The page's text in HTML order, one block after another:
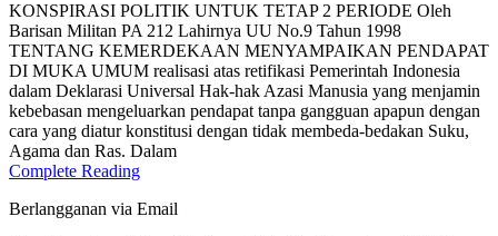
KONSPIRASI POLITIK UNTUK TETAP 2 PERIODE Oleh
Barisan Militan PA 212 Lahirnya UU No.9 Tahun 1998
TENTANG KEMERDEKAAN MENYAMPAIKAN PENDAPAT
DI MUKA UMUM realisasi atas retifikasi Pemerintah Indonesia
dalam Deklarasi Universal Hak-hak Azasi Manusia yang menjamin
kebebasan mengeluarkan pendapat tanpa gangguan apapun dengan
cara yang diatur konstitusi dengan tidak membeda-bedakan Suku,
Agama dan Ras. Dalam
Complete Reading
Berlangganan via Email